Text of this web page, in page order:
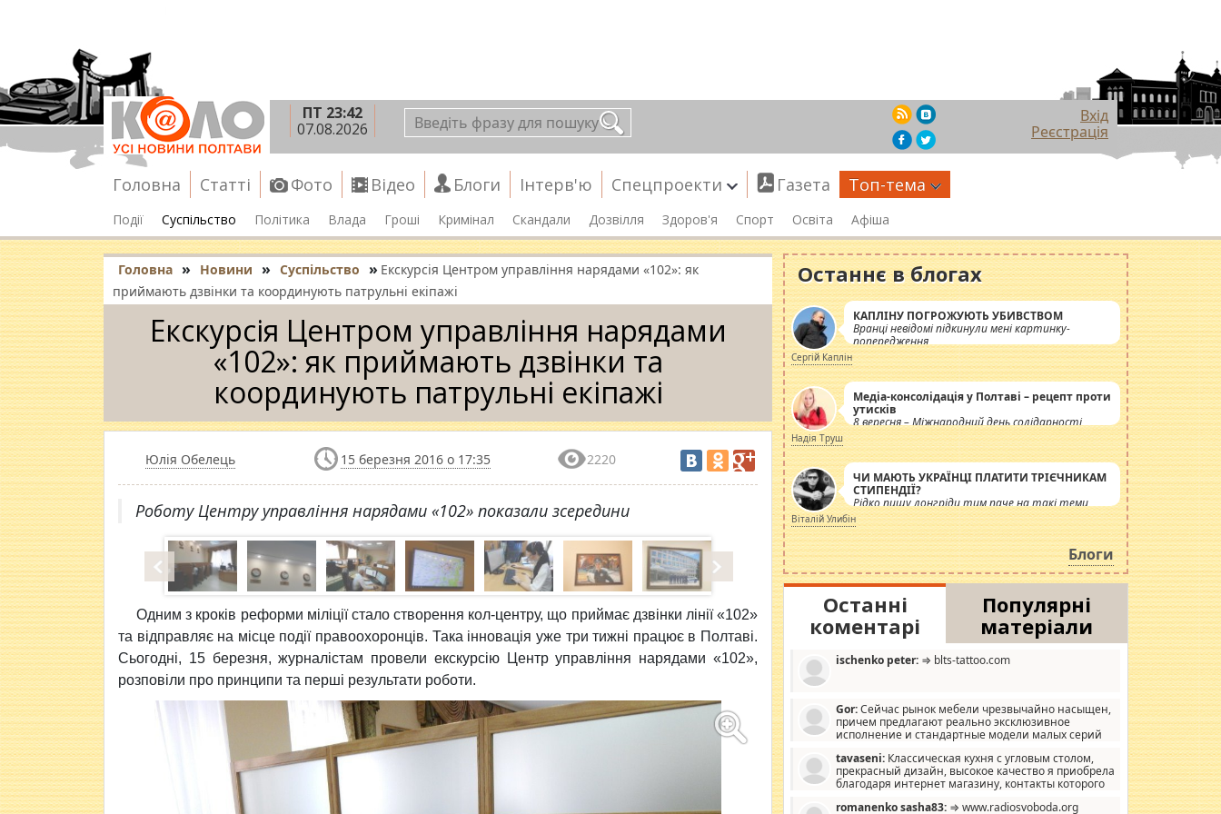
ПТ 23:42
07.08.2026
Вхід
Реєстрація
Головна Статті Фото Відео Блоги Інтерв'ю Спецпроекти Газета Топ-тема
Події Суспільство Політика Влада Гроші Кримінал Скандали Дозвілля Здоров'я Спорт Освіта Афіша
Головна » Новини » Суспільство » Екскурсія Центром управління нарядами «102»: як
приймають дзвінки та координують патрульні екіпажі
Екскурсія Центром управління нарядами
«102»: як приймають дзвінки та
координують патрульні екіпажі
Юлія Обелець 15 березня 2016 о 17:35 2220
Роботу Центру управління нарядами «102» показали зсередини
Одним з кроків реформи міліції стало створення кол-центру, що приймає дзвінки лінії «102»
та відправляє на місце події правоохоронців. Така інновація уже три тижні працює в Полтаві.
Сьогодні, 15 березня, журналістам провели екскурсію Центр управління нарядами «102»,
розповіли про принципи та перші результати роботи.
Останнє в блогах
КАПЛІНУ ПОГРОЖУЮТЬ УБИВСТВОМ
Вранці невідомі підкинули мені картинку-
попередження
Сергій Каплін
Медіа-консолідація у Полтаві – рецепт проти
утисків
8 вересня – Міжнародний день солідарності
журналістів.
Надія Труш
ЧИ МАЮТЬ УКРАЇНЦІ ПЛАТИТИ ТРІЄЧНИКАМ
СТИПЕНДІЇ?
Рідко пишу лонгріди тим паче на такі теми,
але вже просто дістало! Обурюють сьогоднішні
інсенуації навколо стипендіального питання.
Штучно роздувається ще одна соціальна
катастрофа.
Віталій Улибін
Блоги
Останні
коментарі
Популярні
матеріали
ischenko peter: ⇒ blts-tattoo.com
Gor:Сейчас рынок мебели чрезвычайно насыщен,
причем предлагают реально эксклюзивное
исполнение и стандартные модели малых серий
дизайну, мало походит на стандартные формы, в MebelOk,
креативненько и что главное - со вкусом все в порядке,
без ненужных наворотов удорожающих мебель, а это не
tavaseni: Классическая кухня с угловым столом,
прекрасный дизайн, высокое качество я приобрела
благодаря интернет магазину, контакты которого
romanenko sasha83: ⇒ www.radiosvoboda.org